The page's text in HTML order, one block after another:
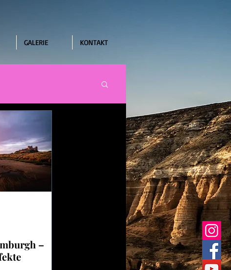
GALERIE KONTAKT
–